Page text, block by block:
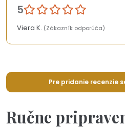
5
Viera K. (Zákazník odporúča)
Pre pridanie recenzie
Ručne